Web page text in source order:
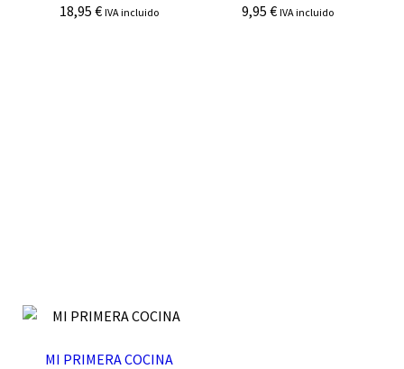
18,95€ IVA incluido
9,95 € IVA incluido
MI PRIMERA COCINA